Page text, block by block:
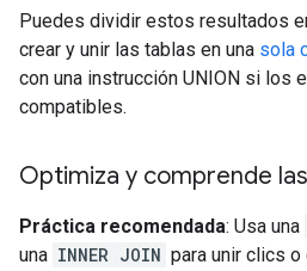
Puedes dividir estos resultados
crear y unir las tablas en una sola
con una instrucción UNION si los
compatibles.
Optimiza y comprende
Práctica recomendada: Usa una
una INNER JOIN para unir clics